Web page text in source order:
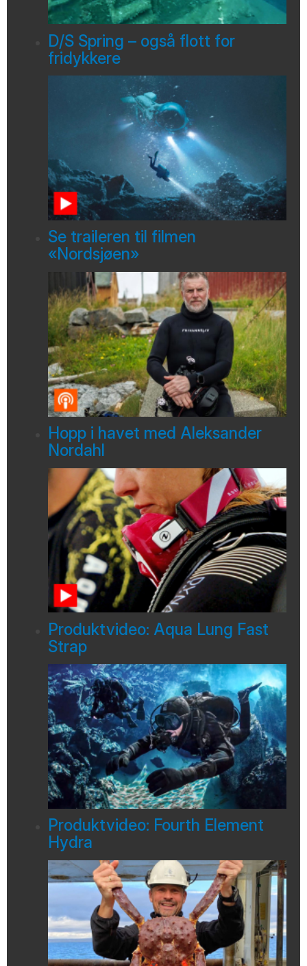
D/S Spring – også flott for
fridykkere
Se traileren til filmen
«Nordsjøen»
Hopp i havet med Aleksander
Nordahl
Produktvideo: Aqua Lung Fast
Strap
Produktvideo: Fourth Element
Hydra